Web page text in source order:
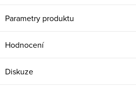
Parametry produktu
Hodnocení
Diskuze